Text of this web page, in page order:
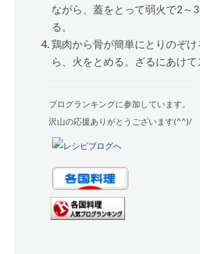
ながら、蓋をとって弱火で2～
る。
鶏肉から骨が簡単にとりのぞけ
ら、火をとめる。ざるにあけて
ブログランキングに参加しています。
沢山の応援ありがとうございます(^^)/